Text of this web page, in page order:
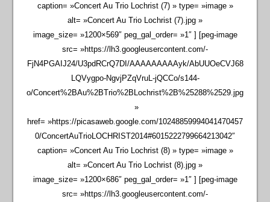
caption= »Concert Au Trio Lochrist (7) » type= »image »
alt= »Concert Au Trio Lochrist (7).jpg »
image_size= »1200×569″ peg_gal_order= »1″ ] [peg-image
src= »https://lh3.googleusercontent.com/-
FjN4PGAIJ24/U3pdRCrQ7DI/AAAAAAAAAyk/AbUUOeCVJ68
LQVygpo-NgvjPZqVruL-jQCCo/s144-
o/Concert%2BAu%2BTrio%2BLochrist%2B%25288%2529.jpg
»
href= »https://picasaweb.google.com/10248859994041470457
0/ConcertAuTrioLOCHRIST2014#6015222799664213042″
caption= »Concert Au Trio Lochrist (8) » type= »image »
alt= »Concert Au Trio Lochrist (8).jpg »
image_size= »1200×686″ peg_gal_order= »1″ ] [peg-image
src= »https://lh3.googleusercontent.com/-